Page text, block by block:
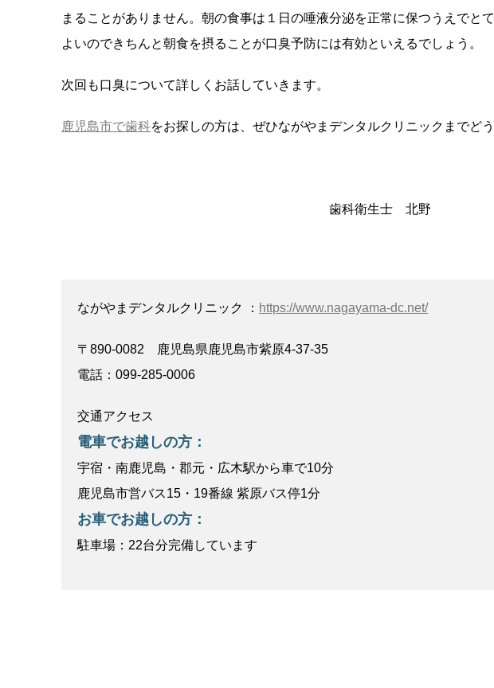
まることがありません。朝の食事は１日の唾液分泌を正常に保つうえでと
よいのできちんと朝食を摂ることが口臭予防には有効といえるでしょう。
次回も口臭について詳しくお話していきます。
鹿児島市で歯科をお探しの方は、ぜひながやまデンタルクリニックまでど
歯科衛生士 北野
ながやまデンタルクリニック ： https://www.nagayama-dc.net/
〒890-0082 鹿児島県鹿児島市紫原4-37-35
電話：099-285-0006
交通アクセス
電車でお越しの方：
宇宿・南鹿児島・郡元・広木駅から車で10分
鹿児島市営バス15・19番線 紫原バス停1分
お車でお越しの方：
駐車場：22台分完備しています